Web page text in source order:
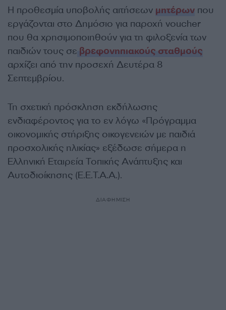
Η προθεσμία υποβολής αιτήσεων μητέρων που
εργάζονται στο Δημόσιο για παροχή voucher
που θα χρησιμοποιηθούν για τη φιλοξενία των
παιδιών τους σε βρεφονηπιακούς σταθμούς
αρχίζει από την προσεχή Δευτέρα 8
Σεπτεμβρίου.
Τη σχετική πρόσκληση εκδήλωσης
ενδιαφέροντος για το εν λόγω «Πρόγραμμα
οικονομικής στήριξης οικογενειών με παιδιά
προσχολικής ηλικίας» εξέδωσε σήμερα η
Ελληνική Εταιρεία Τοπικής Ανάπτυξης και
Αυτοδιοίκησης (Ε.Ε.Τ.Α.Α.).
ΔΙΑΦΗΜΙΣΗ